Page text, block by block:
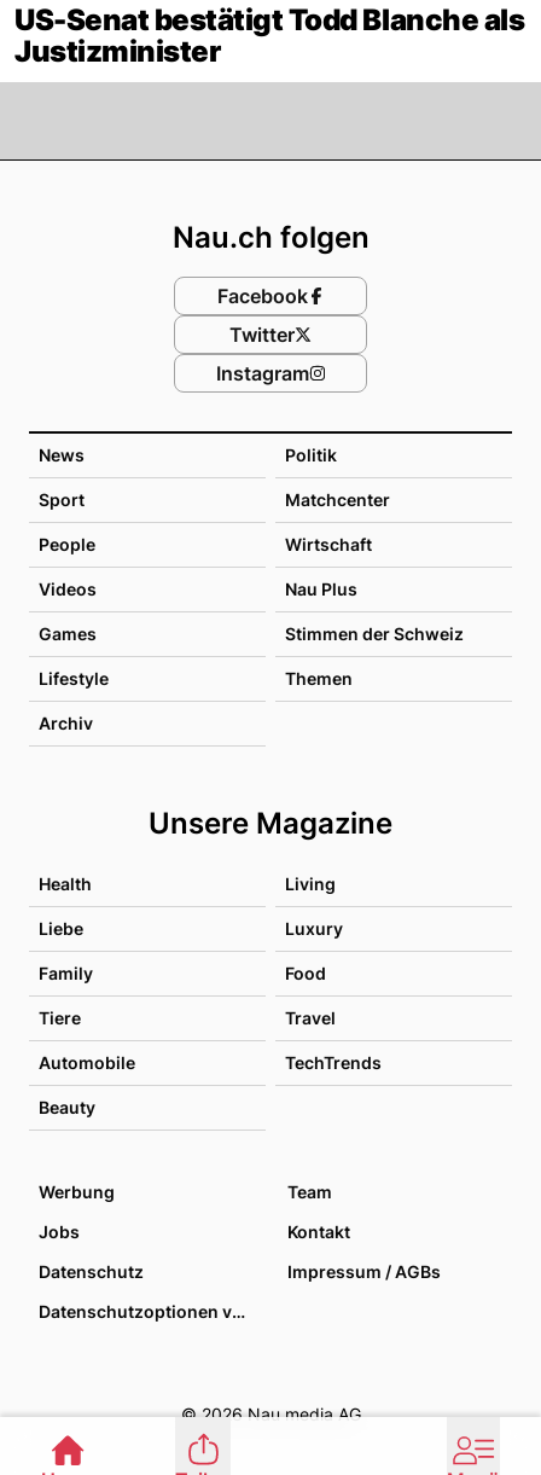
US-Senat bestätigt Todd Blanche als
Justizminister
News Politik
Sport Matchcenter
People Wirtschaft
Videos Nau Plus
Games Stimmen der Schweiz
Lifestyle Themen
Archiv
Unsere Magazine
Health Living
Liebe Luxury
Family Food
Tiere Travel
Automobile TechTrends
Beauty
Nau.ch folgen
Facebook
Twitter
Instagram
Werbung
Team
Jobs
Kontakt
Datenschutz
Impressum / AGBs
Datenschutzoptionen verwalten
© 2026 Nau media AG